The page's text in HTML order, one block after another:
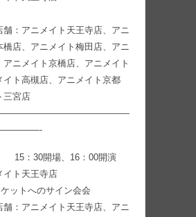
：アニメイト天王寺店、アニ
橋店、アニメイト梅田店、アニ
アニメイト京橋店、アニメイト
イト高槻店、アニメイト京都
三宮店
15：30開場、16：00開演
イト天王寺店
ットへのサイン会会
：アニメイト天王寺店、アニ